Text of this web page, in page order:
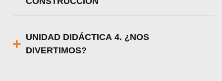
UNIDAD DIDÁCTICA 4. ¿NOS
DIVERTIMOS?